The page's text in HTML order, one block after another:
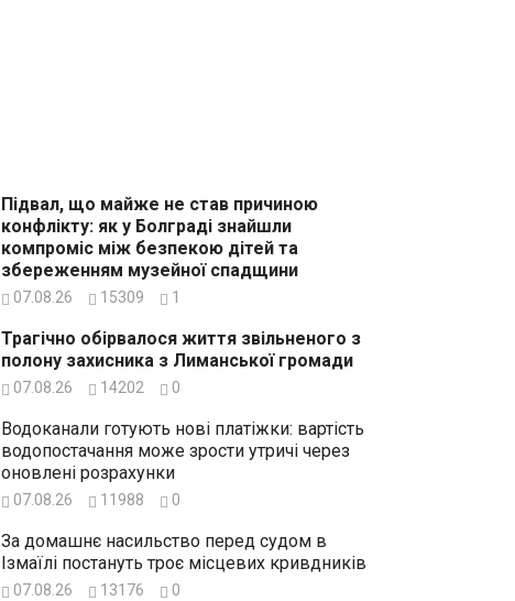
Підвал, що майже не став причиною
конфлікту: як у Болграді знайшли
компроміс між безпекою дітей та
збереженням музейної спадщини
07.08.26 15309 1
Трагічно обірвалося життя звільненого з
полону захисника з Лиманської громади
07.08.26 14202 0
Водоканали готують нові платіжки: вартість
водопостачання може зрости утричі через
оновлені розрахунки
07.08.26 11988 0
За домашнє насильство перед судом в
Ізмаїлі постануть троє місцевих кривдників
07.08.26 13176 0